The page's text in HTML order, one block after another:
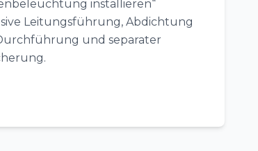
installieren“
Leitungsführung, Abdichtung
und separater